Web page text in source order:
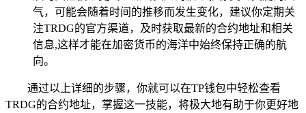
气，可能会随着时间的推移而发生变化，建议你定期关
注TRDG的官方渠道，及时获取最新的合约地址和相关
信息,这样才能在加密货币的海洋中始终保持正确的航
向。
通过以上详细的步骤，你就可以在TP钱包中轻松查看
TRDG的合约地址，掌握这一技能，将极大地有助于你更好地